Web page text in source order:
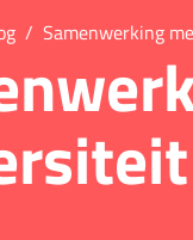
Samenwerking